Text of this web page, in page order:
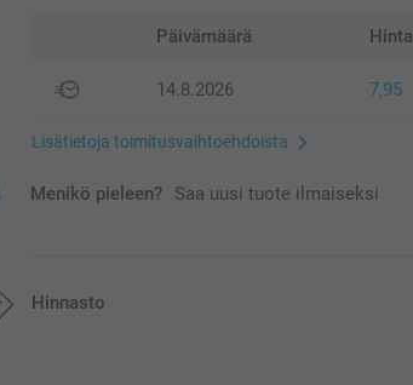
Päivämäärä Hinta
14.8.2026 7,95
Lisätietoja toimitusvaihtoehdoista
Menikö pieleen? Saa uusi tuote ilmaiseksi
Hinnasto